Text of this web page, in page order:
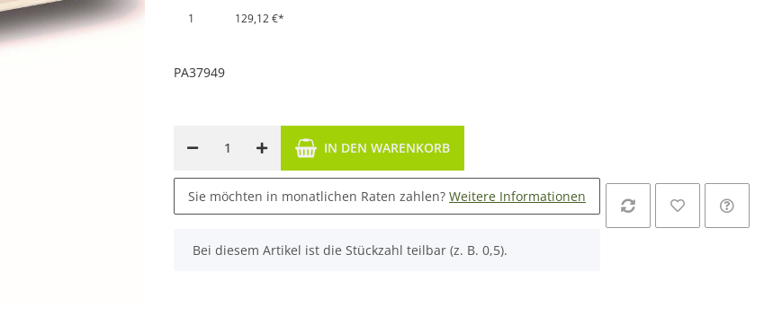
1
129,12 €*
PA37949
IN DEN WARENKORB
Sie möchten in monatlichen Raten zahlen? Weitere Informationen
x
Bei diesem Artikel ist die Stückzahl teilbar (z. B. 0,5).